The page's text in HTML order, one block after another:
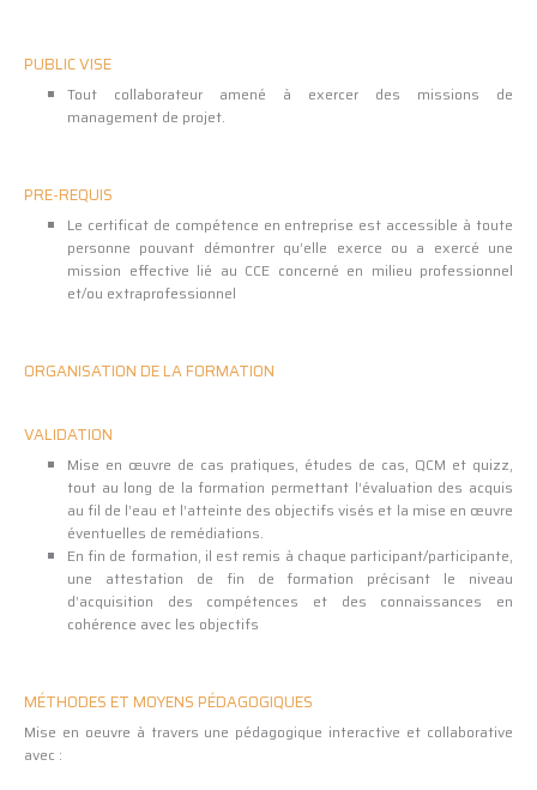
PUBLIC VISE
Tout collaborateur amené à exercer des missions de
management de projet.
PRE-REQUIS
Le certificat de compétence en entreprise est accessible à toute
personne pouvant démontrer qu’elle exerce ou a exercé une
mission effective lié au CCE concerné en milieu professionnel
et/ou extraprofessionnel
ORGANISATION DE LA FORMATION
VALIDATION
Mise en œuvre de cas pratiques, études de cas, QCM et quizz,
tout au long de la formation permettant l’évaluation des acquis
au fil de l’eau et l’atteinte des objectifs visés et la mise en œuvre
éventuelles de remédiations.
En fin de formation, il est remis à chaque participant/participante,
une attestation de fin de formation précisant le niveau
d’acquisition des compétences et des connaissances en
cohérence avec les objectifs
MÉTHODES ET MOYENS PÉDAGOGIQUES
Mise en oeuvre à travers une pédagogique interactive et collaborative
avec :